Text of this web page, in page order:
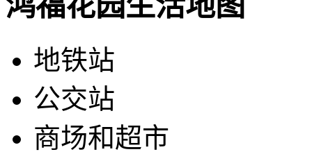
地铁站
公交站
商场和超市